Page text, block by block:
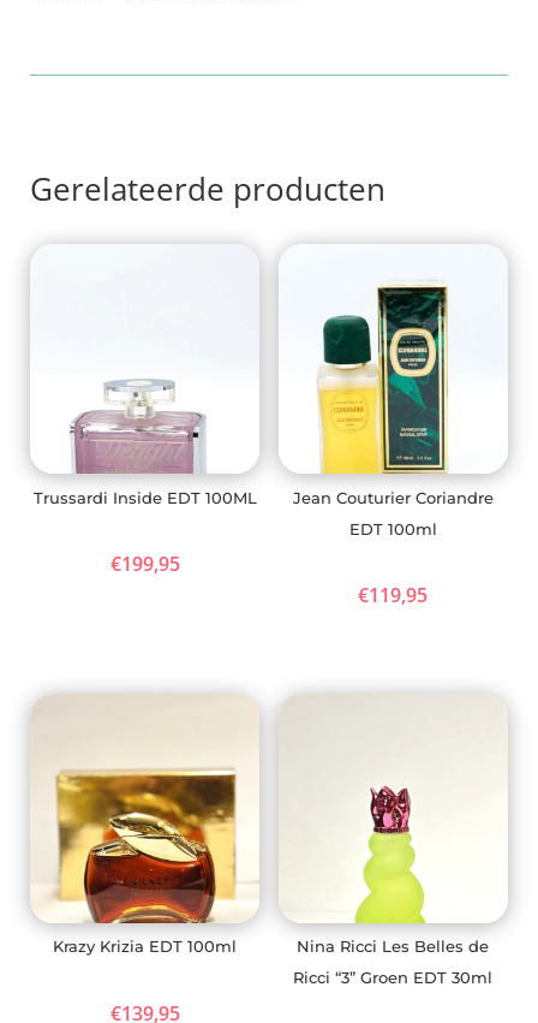
Gerelateerde producten
Trussardi Inside EDT 100ML
€199,95
Jean Couturier Coriandre
EDT 100ml
€119,95
Krazy Krizia EDT 100ml
€139,95
Nina Ricci Les Belles de
Ricci “3” Groen EDT 30ml